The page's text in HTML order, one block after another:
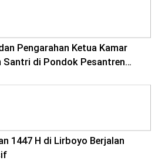
Pengarahan Ketua Kamar
Santri di Pondok Pesantren
1447 H di Lirboyo Berjalan